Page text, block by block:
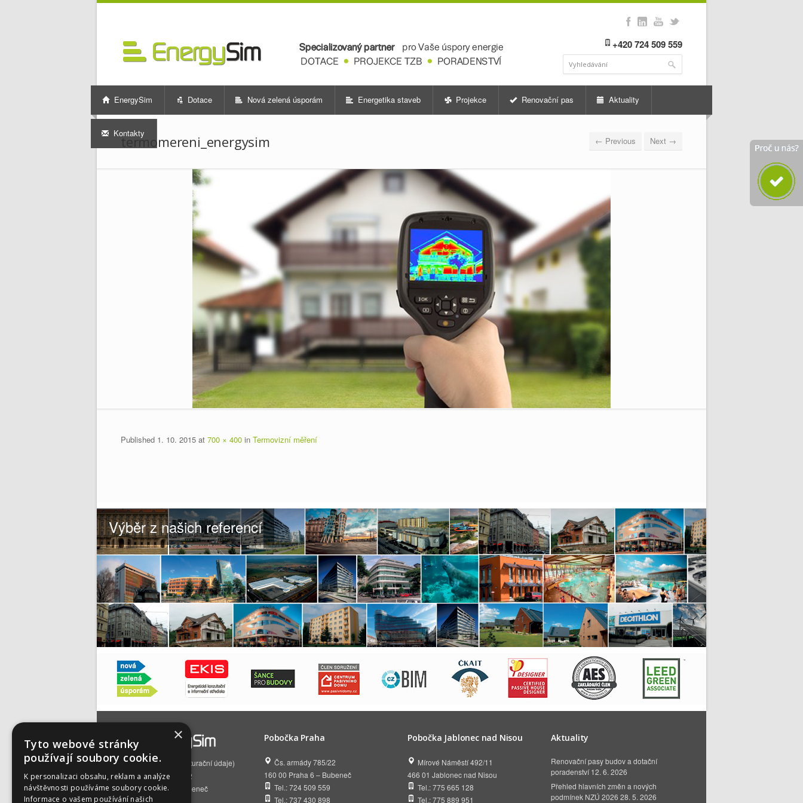
+420 724 509 559
EnergySim Dotace Nová zelená úsporám Energetika staveb Projekce Renovační pas Aktuality
Kontakty
termomereni_energysim ← Previous Next →
Published 1. 10. 2015 at 700 × 400 in Termovizní měření
Výběr z našich referencí
EnergySim s.r.o.
(fakturační údaje)
Čs. armády 785/22
160 00 Praha 6 – Bubeneč
01512129
Pobočka Praha
Čs. armády 785/22
160 00 Praha 6 – Bubeneč
Tel.: 724 509 559
Tel.: 737 430 898
Pobočka Jablonec nad Nisou
Mírové Náměstí 492/11
466 01 Jablonec nad Nisou
Tel.: 775 665 128
Tel.: 775 889 951
Aktuality
Renovační pasy budov a dotační
poradenství 12. 6. 2026
Přehled hlavních změn a nových
podmínek NZÚ 2026 28. 5. 2026
×
Tyto webové stránky
používají soubory cookie.
K personalizaci obsahu, reklam a analýze
návštěvnosti používáme soubory cookie.
Informace o vašem používání našich